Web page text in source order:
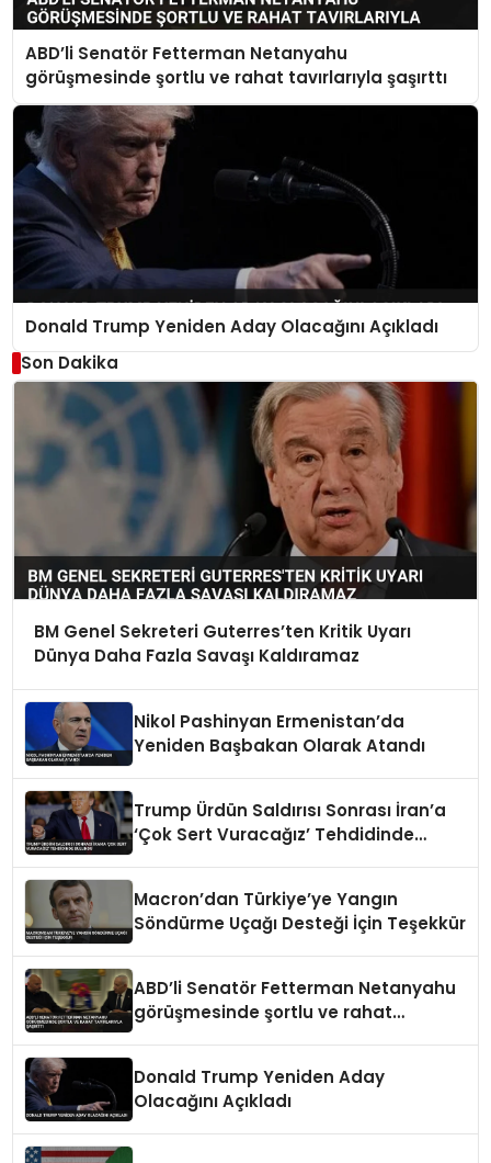
ABD’li Senatör Fetterman Netanyahu
görüşmesinde şortlu ve rahat tavırlarıyla şaşırttı
Donald Trump Yeniden Aday Olacağını Açıkladı
Son Dakika
BM Genel Sekreteri Guterres’ten Kritik Uyarı
Dünya Daha Fazla Savaşı Kaldıramaz
Nikol Pashinyan Ermenistan’da
Yeniden Başbakan Olarak Atandı
Trump Ürdün Saldırısı Sonrası İran’a
‘Çok Sert Vuracağız’ Tehdidinde
Macron’dan Türkiye’ye Yangın
Söndürme Uçağı Desteği İçin Teşekkür
ABD’li Senatör Fetterman Netanyahu
görüşmesinde şortlu ve rahat
Donald Trump Yeniden Aday
Olacağını Açıkladı